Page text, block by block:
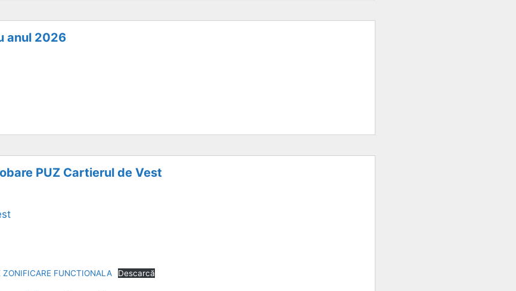
anul 2026
PUZ Cartierul de Vest
FUNCTIONALA Descarcă